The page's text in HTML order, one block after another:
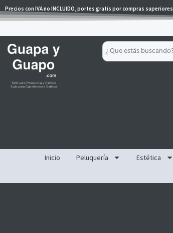
al
Precios con IVA no INCLUIDO, portes gratis por compras
Search
...
Inicio Peluquería Estética